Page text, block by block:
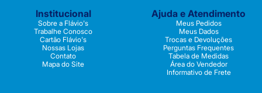
Institucional
Sobre a Flávio's
Trabalhe Conosco
Cartão Flávio's
Nossas Lojas
Contato
Mapa do Site
Ajuda e Atendimento
Meus Pedidos
Meus Dados
Trocas e Devoluções
Perguntas Frequentes
Tabela de Medidas
Área do Vendedor
Informativo de Frete